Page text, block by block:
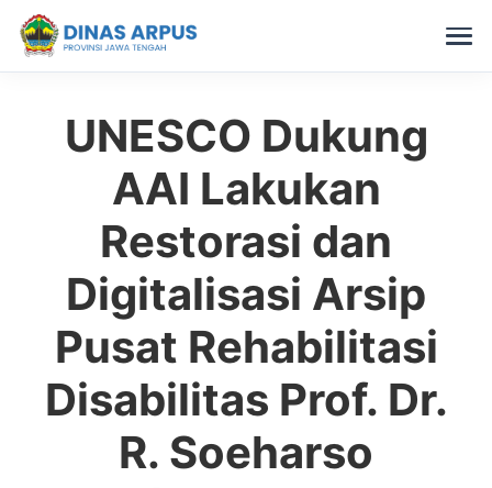
UNESCO Dukung
AAI Lakukan
Restorasi dan
Digitalisasi Arsip
Pusat Rehabilitasi
Disabilitas Prof. Dr.
R. Soeharso